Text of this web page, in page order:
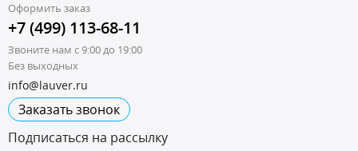
Оформить заказ
+7 (499) 113-68-11
Звоните нам с 9:00 до 19:00
Без выходных
info@lauver.ru
Заказать звонок
Подписаться на рассылку